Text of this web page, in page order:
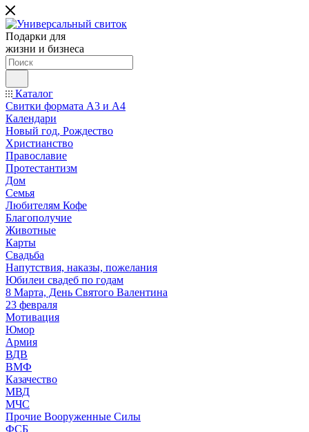
Подарки для
жизни и бизнеса
Каталог
Свитки формата А3 и А4
Календари
Новый год, Рождество
Христианство
Православие
Протестантизм
Дом
Семья
Любителям Кофе
Благополучие
Животные
Карты
Свадьба
Напутствия, наказы, пожелания
Юбилеи свадеб по годам
8 Марта, День Святого Валентина
23 февраля
Мотивация
Юмор
Армия
ВДВ
ВМФ
Казачество
МВД
МЧС
Прочие Вооруженные Силы
ФСБ